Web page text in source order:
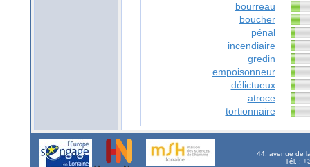
bourreau
boucher
pénal
incendiaire
gredin
empoisonneur
délictueux
atroce
tortionnaire
44, avenue de
Tél. :